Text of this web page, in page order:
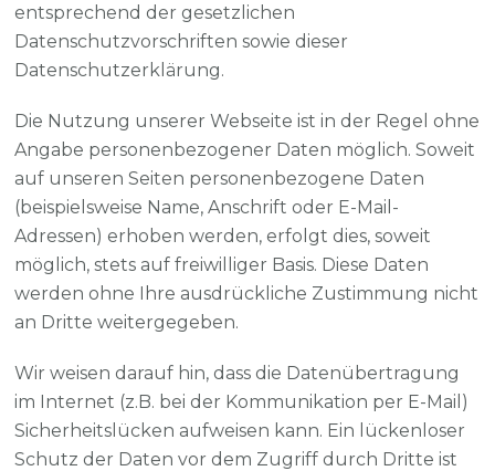
entsprechend der gesetzlichen
Datenschutzvorschriften sowie dieser
Datenschutzerklärung.
Die Nutzung unserer Webseite ist in der Regel ohne
Angabe personenbezogener Daten möglich. Soweit
auf unseren Seiten personenbezogene Daten
(beispielsweise Name, Anschrift oder E-Mail-
Adressen) erhoben werden, erfolgt dies, soweit
möglich, stets auf freiwilliger Basis. Diese Daten
werden ohne Ihre ausdrückliche Zustimmung nicht
an Dritte weitergegeben.
Wir weisen darauf hin, dass die Datenübertragung
im Internet (z.B. bei der Kommunikation per E-Mail)
Sicherheitslücken aufweisen kann. Ein lückenloser
Schutz der Daten vor dem Zugriff durch Dritte ist